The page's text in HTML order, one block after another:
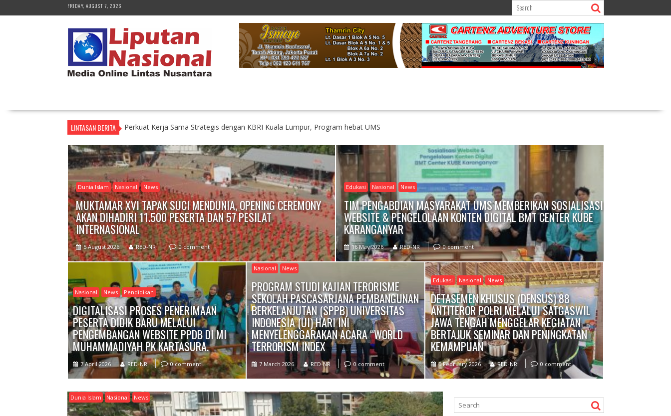
k
FRIDAY, AUGUST 7, 2026
LINTASAN BERITA Perkuat Kerja Sama Strategis dengan KBRI Kuala Lumpur, Program hebat UMS
Dunia Islam Nasional News
MUKTAMAR XVI TAPAK SUCI MENDUNIA, OPENING CEREMONY
AKAN DIHADIRI 11.500 PESERTA DAN 57 PESILAT
INTERNASIONAL
5 August 2026 RED-NR 0 comment
Edukasi Nasional News
TIM PENGABDIAN MASYARAKAT UMS MEMBERIKAN SOSIALISASI
WEBSITE & PENGELOLAAN KONTEN DIGITAL BMT CENTER KUBE
KARANGANYAR
16 May 2026 RED-NR 0 comment
Nasional News Pendidikan
DIGITALISASI PROSES PENERIMAAN
PESERTA DIDIK BARU MELALUI
PENGEMBANGAN WEBSITE PPDB DI MI
MUHAMMADIYAH PK KARTASURA.
7 April 2026 RED-NR 0 comment
Nasional News
PROGRAM STUDI KAJIAN TERORISME
SEKOLAH PASCASARJANA PEMBANGUNAN
BERKELANJUTAN (SPPB) UNIVERSITAS
INDONESIA (UI) HARI INI
MENYELENGGARAKAN ACARA “WORLD
TERRORISM INDEX
7 March 2026 RED-NR 0 comment
Edukasi Nasional News
DETASEMEN KHUSUS (DENSUS) 88
ANTITEROR POLRI MELALUI SATGASWIL
JAWA TENGAH MENGGELAR KEGIATAN
BERTAJUK SEMINAR DAN PENINGKATAN
KEMAMPUAN
5 February 2026 RED-NR 0 comment
Dunia Islam Nasional News